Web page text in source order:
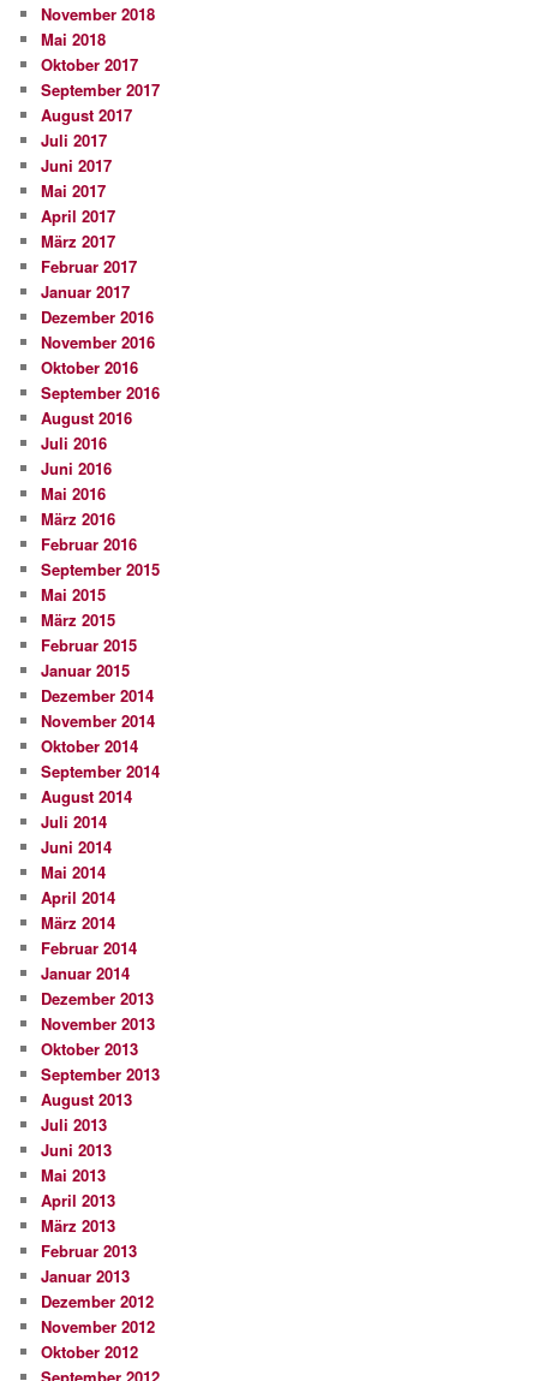
November 2018
Mai 2018
Oktober 2017
September 2017
August 2017
Juli 2017
Juni 2017
Mai 2017
April 2017
März 2017
Februar 2017
Januar 2017
Dezember 2016
November 2016
Oktober 2016
September 2016
August 2016
Juli 2016
Juni 2016
Mai 2016
März 2016
Februar 2016
September 2015
Mai 2015
März 2015
Februar 2015
Januar 2015
Dezember 2014
November 2014
Oktober 2014
September 2014
August 2014
Juli 2014
Juni 2014
Mai 2014
April 2014
März 2014
Februar 2014
Januar 2014
Dezember 2013
November 2013
Oktober 2013
September 2013
August 2013
Juli 2013
Juni 2013
Mai 2013
April 2013
März 2013
Februar 2013
Januar 2013
Dezember 2012
November 2012
Oktober 2012
September 2012